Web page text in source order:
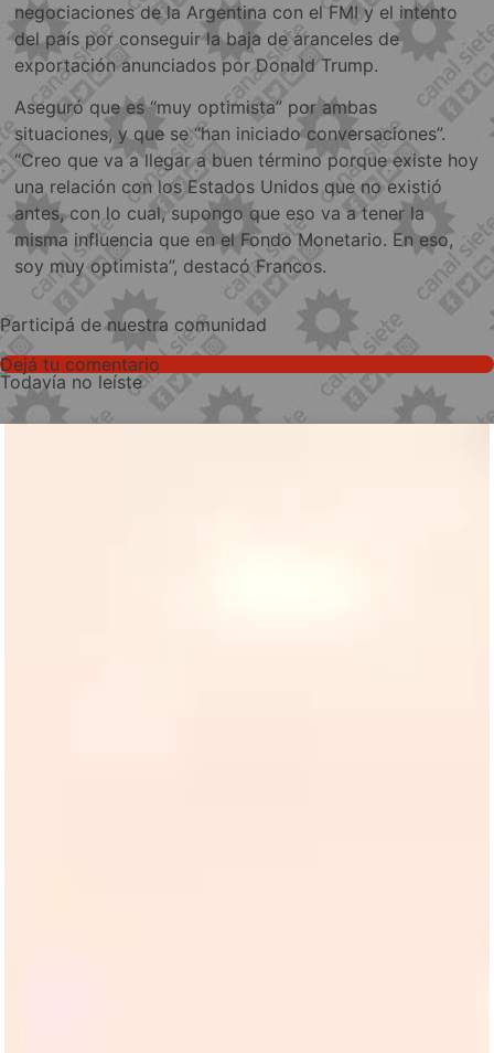
negociaciones de la Argentina con el FMI y el intento
del país por conseguir la baja de aranceles de
exportación anunciados por Donald Trump.
Aseguró que es “muy optimista” por ambas
situaciones, y que se “han iniciado conversaciones”.
“Creo que va a llegar a buen término porque existe hoy
una relación con los Estados Unidos que no existió
antes, con lo cual, supongo que eso va a tener la
misma influencia que en el Fondo Monetario. En eso,
soy muy optimista”, destacó Francos.
Participá de nuestra comunidad
Dejá tu comentario
Todavía no leíste